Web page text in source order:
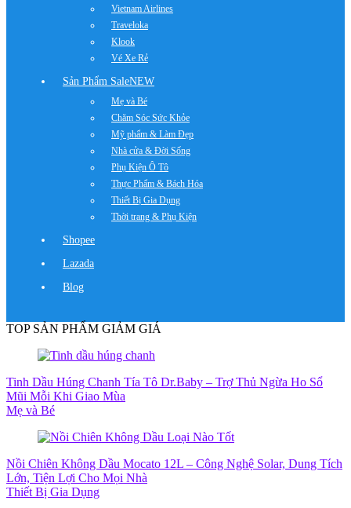
Vietnam Airlines
Traveloka
Klook
Vé Xe Rẻ
Sản Phẩm SaleNEW
Mẹ và Bé
Chăm Sóc Sức Khỏe
Mỹ phẩm & Làm Đẹp
Nhà cửa & Đời Sống
Phụ Kiện Ô Tô
Thực Phẩm & Bách Hóa
Thiết Bị Gia Dụng
Thời trang & Phụ Kiện
Shopee
Lazada
Blog
TOP SẢN PHẨM GIẢM GIÁ
Tinh Dầu Húng Chanh Tía Tô Dr.Baby – Trợ Thủ Ngừa Ho Sổ
Mũi Mỗi Khi Giao Mùa
Mẹ và Bé
Nồi Chiên Không Dầu Mocato 12L – Công Nghệ Solar, Dung Tích
Lớn, Tiện Lợi Cho Mọi Nhà
Thiết Bị Gia Dụng